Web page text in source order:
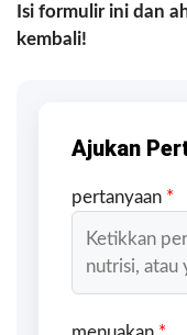
Isi formulir ini dan
kembali!
Ajukan
pertanyaan *